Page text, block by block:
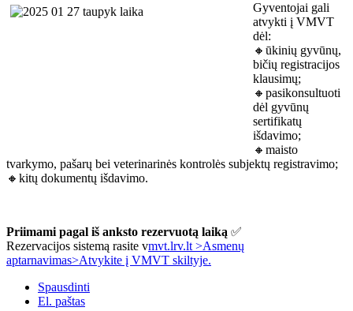
Gyventojai gali
atvykti į VMVT
dėl:
🔸ūkinių gyvūnų,
bičių registracijos
klausimų;
🔸pasikonsultuoti
dėl gyvūnų
sertifikatų
išdavimo;
🔸maisto
tvarkymo, pašarų bei veterinarinės kontrolės subjektų registravimo;
🔸kitų dokumentų išdavimo.
Priimami pagal iš anksto rezervuotą laiką ✅
Rezervacijos sistemą rasite vmvt.lrv.lt >Asmenų
aptarnavimas>Atvykite į VMVT skiltyje.
Spausdinti
El. paštas